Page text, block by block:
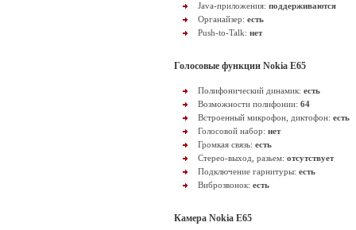
Java-приложения: поддерживаются
Органайзер: есть
Push-to-Talk: нет
Голосовые функции Nokia E65
Полифонический динамик: есть
Возможности полифонии: 64
Встроенный микрофон, диктофон: есть
Голосовой набор: нет
Громкая связь: есть
Стерео-выход, разьем: отсутствует
Подключение гарнитуры: есть
Виброзвонок: есть
Камера Nokia E65